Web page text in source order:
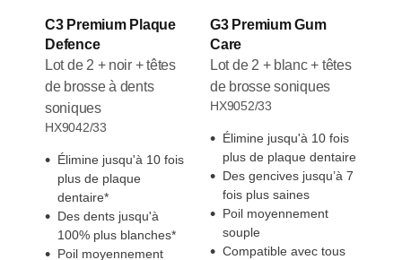
C3 Premium Plaque
Defence
Lot de 2 + noir + têtes
de brosse à dents
soniques
HX9042/33
Élimine jusqu'à 10 fois
plus de plaque
dentaire*
Des dents jusqu'à
100% plus blanches*
Poil moyennement
G3 Premium Gum
Care
Lot de 2 + blanc + têtes
de brosse soniques
HX9052/33
Élimine jusqu'à 10 fois
plus de plaque dentaire
Des gencives jusqu’à 7
fois plus saines
Poil moyennement
souple
Compatible avec tous